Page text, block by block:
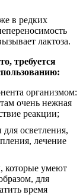
в редких
лактоза.
требуется
организмом:
очень нежная
реакции;
которые умеют
для
время